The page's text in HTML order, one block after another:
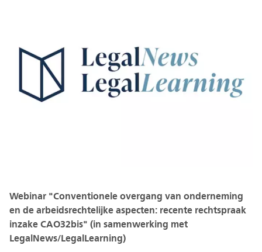
Webinar "Conventionele overgang van onderneming
en de arbeidsrechtelijke aspecten: recente rechtspraak
inzake CAO32bis" (in samenwerking met
LegalNews/LegalLearning)